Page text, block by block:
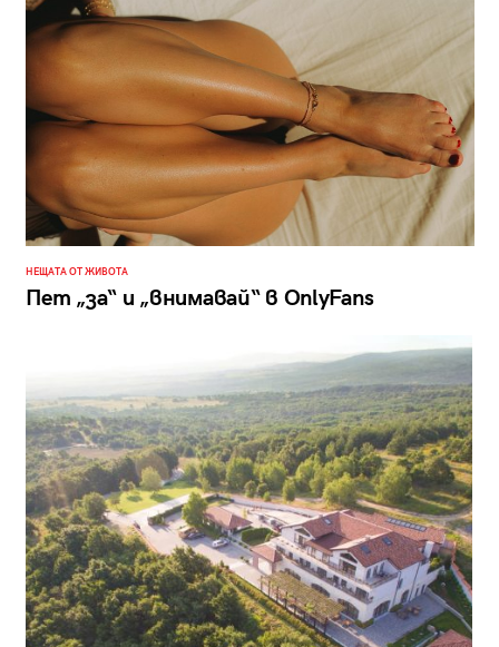
НЕЩАТА ОТ ЖИВОТА
Пет „за“ и „внимавай“ в OnlyFans